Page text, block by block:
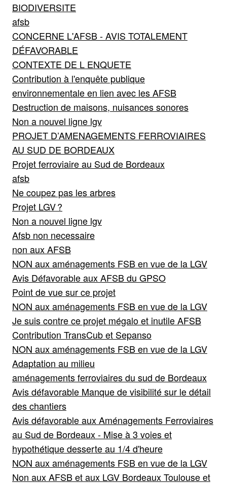
BIODIVERSITE
afsb
CONCERNE L'AFSB - AVIS TOTALEMENT
DÉFAVORABLE
CONTEXTE DE L ENQUETE
Contribution à l'enquête publique
environnementale en lien avec les AFSB
Destruction de maisons, nuisances sonores
Non a nouvel ligne lgv
PROJET D’AMENAGEMENTS FERROVIAIRES
AU SUD DE BORDEAUX
Projet ferroviaire au Sud de Bordeaux
afsb
Ne coupez pas les arbres
Projet LGV ?
Non a nouvel ligne lgv
Afsb non necessaire
non aux AFSB
NON aux aménagements FSB en vue de la LGV
Avis Défavorable aux AFSB du GPSO
Point de vue sur ce projet
NON aux aménagements FSB en vue de la LGV
Je suis contre ce projet mégalo et inutile AFSB
Contribution TransCub et Sepanso
NON aux aménagements FSB en vue de la LGV
Adaptation au milieu
aménagements ferroviaires du sud de Bordeaux
Avis défavorable Manque de visibilité sur le détail
des chantiers
Avis défavorable aux Aménagements Ferroviaires
au Sud de Bordeaux - Mise à 3 voies et
hypothétique desserte au 1/4 d'heure
NON aux aménagements FSB en vue de la LGV
Non aux AFSB et aux LGV Bordeaux Toulouse et